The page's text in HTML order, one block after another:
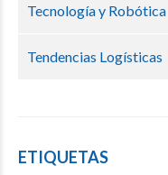
Tecnología y Robótica
Tendencias Logísticas
ETIQUETAS